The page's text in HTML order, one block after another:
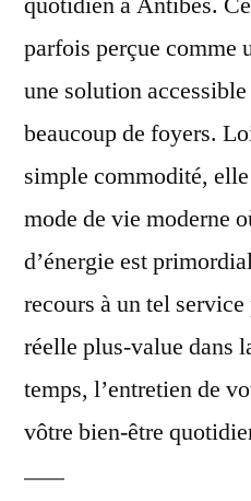
parfois perçue comme
une solution
beaucoup de foyers.
simple commodité,
mode de vie moderne
d’énergie est
recours à un tel
réelle plus-value dans
temps, l’entretien de
vôtre bien-être